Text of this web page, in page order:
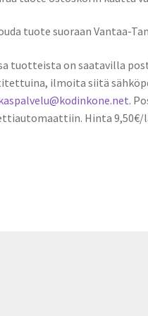
tuote suoraan Vantaa-
tuotteista on saatavilla
ilmoita siitä
.
Hinta 9,50€/